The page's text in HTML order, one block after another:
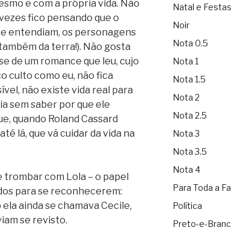
e com a própria vida. Não
fico pensando que o
entendiam, os personagens
da terra!). Não gosta
de um romance que leu, cujo
culto como eu, não fica
não existe vida real para
sem saber por que ele
quando Roland Cassard
lá, que vá cuidar da vida na
trombar com Lola – o papel
para se reconhecerem:
ainda se chamava Cecile,
se revisto.
Natal e Festas
Noir
Nota 0.5
Nota 1
Nota 1.5
Nota 2
Nota 2.5
Nota 3
Nota 3.5
Nota 4
Para Toda a
Política
Preto-e-